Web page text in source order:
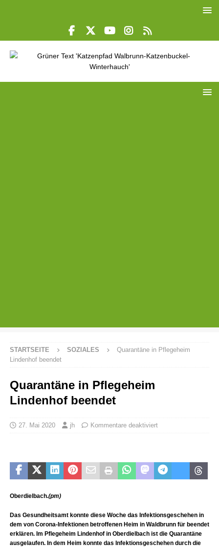
STARTSEITE SOZIALES
Quarantäne in Pflegeheim
Lindenhof beendet
Quarantäne in Pflegeheim
Lindenhof beendet
27. Mai 2020 jh Kommentare deaktiviert
Oberdielbach.(pm)
Das Gesundheitsamt konnte diese Woche das Infektionsgeschehen in
dem von Corona-Infektionen betroffenen Heim in Waldbrunn für beendet
erklären. Im Pflegeheim Lindenhof in Oberdielbach ist die Quarantäne
ausgelaufen. In dem Heim konnte das Infektionsgeschehen durch die